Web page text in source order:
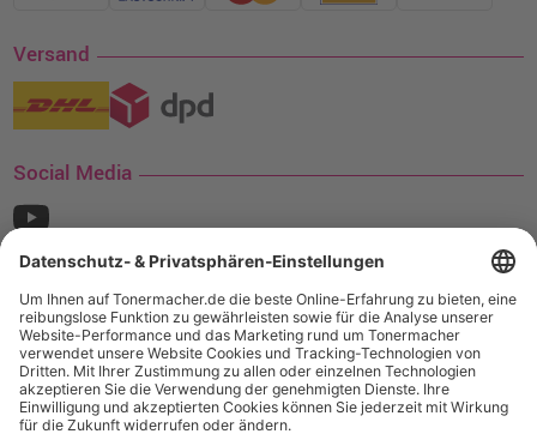
Versand
Social Media
¹ Nur gültig für den Versand innerhalb Deutschlands. Befindet sich ein Warenwert
von mindestens 35€ (inkl. Mwst.) an Ampertec Artikeln in Ihrem Warenkorb, ist der
Versand für Sie kostenfrei.